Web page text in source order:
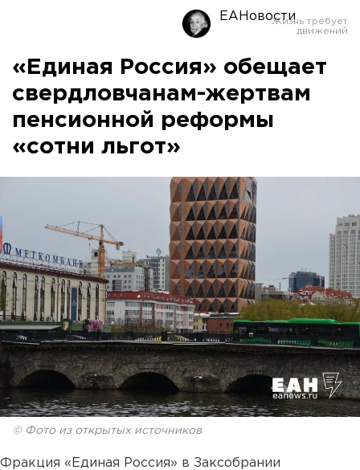
ЕАНовости
«Единая Россия» обещает
свердловчанам-жертвам
пенсионной реформы
«сотни льгот»
© Фото из открытых источников
Фракция «Единая Россия» в Заксобрании